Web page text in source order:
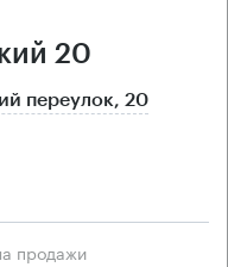
20
переулок, 20
продажи